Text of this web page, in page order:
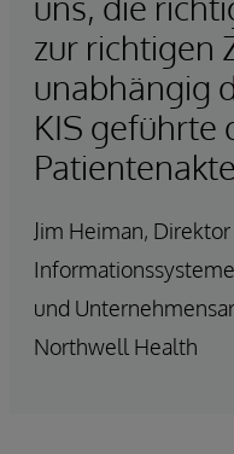
zur richtigen
unabhängig
KIS geführte
Jim Heiman,
und
Northwell Health